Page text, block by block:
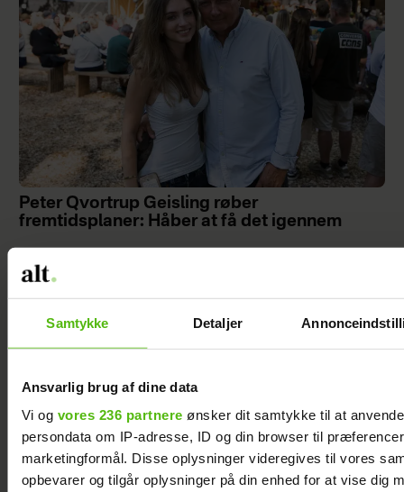
Samtykke Detaljer
Ansvarlig brug af dine data
Vi og vores 236 partnere ønsker dit samtykke til at
persondata om IP-adresse, ID og din browser til
marketingformål. Disse oplysninger videregives til vores
opbevarer og tilgår oplysninger på din enhed for at vise dig
Peter Qvortrup Geisling røber
fremtidsplaner: Håber at få det igennem